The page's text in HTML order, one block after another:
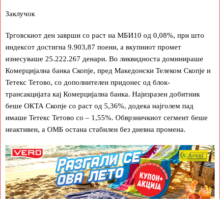
Заклучок
Трговскиот ден заврши со раст на МБИ10 од 0,08%, при што
индексот достигна 9.903,87 поени, а вкупниот промет
изнесуваше 25.222.267 денари. Во ликвидноста доминираше
Комерцијална банка Скопје, пред Македонски Телеком Скопје и
Тетекс Тетово, со дополнителен придонес од блок-
трансакцијата кај Комерцијална банка. Најизразен добитник
беше ОКТА Скопје со раст од 5,36%, додека најголем пад
имаше Тетекс Тетово со – 1,55%. Обврзничкиот сегмент беше
неактивен, а ОМБ остана стабилен без дневна промена.